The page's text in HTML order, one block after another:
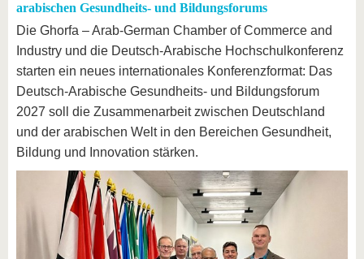
arabischen Gesundheits- und Bildungsforums
Die Ghorfa – Arab-German Chamber of Commerce and
Industry und die Deutsch-Arabische Hochschulkonferenz
starten ein neues internationales Konferenzformat: Das
Deutsch-Arabische Gesundheits- und Bildungsforum
2027 soll die Zusammenarbeit zwischen Deutschland
und der arabischen Welt in den Bereichen Gesundheit,
Bildung und Innovation stärken.